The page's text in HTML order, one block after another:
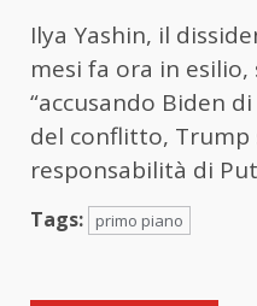
Ilya Yashin, il
mesi fa ora in
“accusando Biden
del conflitto, Trump
responsabilità di
Tags: primo piano